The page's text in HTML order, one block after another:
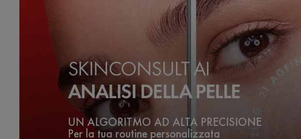
SKINCONSULT AI
ANALISI DELLA PELLE
UN ALGORITMO AD ALTA PRECISIONE
Per la tua routine personalizzata